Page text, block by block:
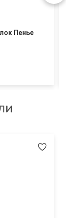
Пенье